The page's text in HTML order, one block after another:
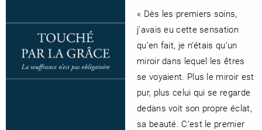
« Dès les premiers soins,
j’avais eu cette sensation
qu’en fait, je n’étais qu’un
miroir dans lequel les êtres
se voyaient. Plus le miroir est
pur, plus celui qui se regarde
dedans voit son propre éclat,
sa beauté. C’est le premier